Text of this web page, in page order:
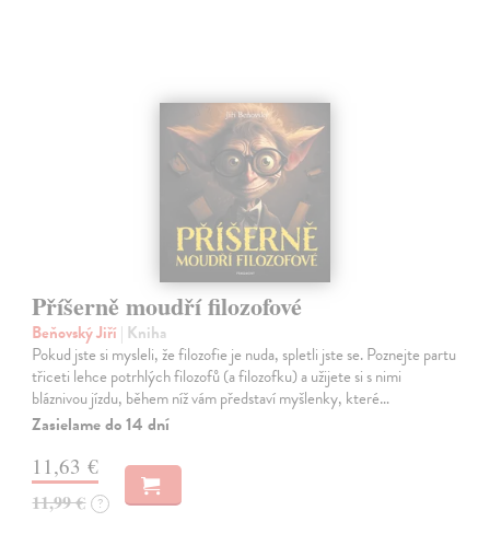
Příšerně moudří filozofové
Beňovský Jiří | Kniha
Pokud jste si mysleli, že filozofie je nuda, spletli jste se. Poznejte partu
třiceti lehce potrhlých filozofů (a filozofku) a užijete si s nimi
bláznivou jízdu, během níž vám představí myšlenky, které…
Zasielame do 14 dní
11,63 €
11,99 € ?